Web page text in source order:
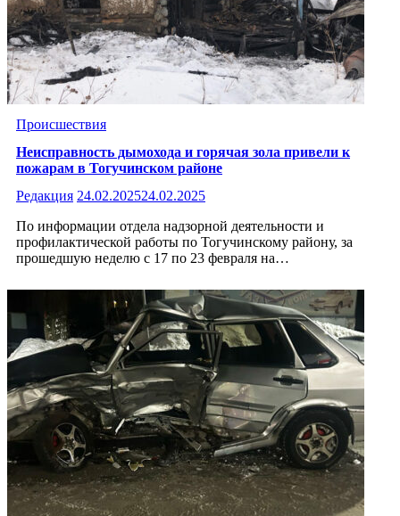
Происшествия
Неисправность дымохода и горячая зола привели к
пожарам в Тогучинском районе
Редакция 24.02.202524.02.2025
По информации отдела надзорной деятельности и
профилактической работы по Тогучинскому району, за
прошедшую неделю с 17 по 23 февраля на…